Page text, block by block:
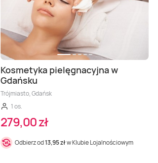
Kosmetyka pielęgnacyjna w
Gdańsku
Trójmiasto, Gdańsk
1 os.
279,00 zł
Odbierz od13,95 złw Klubie Lojalnościowym